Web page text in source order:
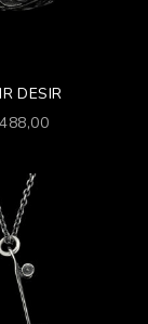
DESIR
scontato